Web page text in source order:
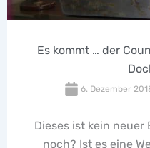
… das Spiel: Doch!
Keine Kommentare
Beitrag – oder doch-
Oder? Wie auch